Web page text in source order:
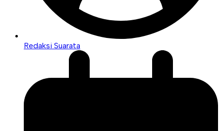
Redaksi Suarata